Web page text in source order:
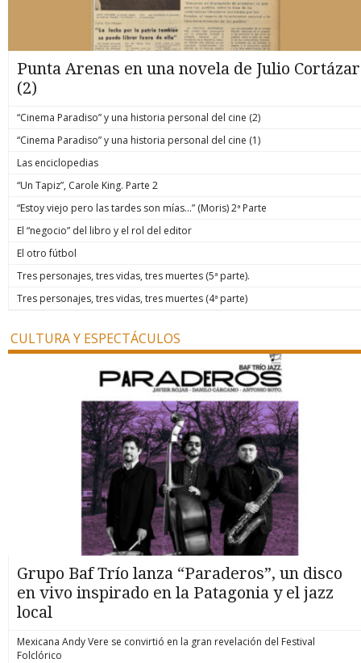
Punta Arenas en una novela de Julio Cortázar
(2)
“Cinema Paradiso” y una historia personal del cine (2)
“Cinema Paradiso” y una historia personal del cine (1)
Las enciclopedias
“Un Tapiz”, Carole King. Parte 2
“Estoy viejo pero las tardes son mías…” (Moris) 2ª Parte
El “negocio” del libro y el rol del editor
El otro fútbol
Tres personajes, tres vidas, tres muertes (5ª parte).
Tres personajes, tres vidas, tres muertes (4ª parte)
CULTURA Y ESPECTÁCULOS
Grupo Baf Trío lanza “Paraderos”, un disco
en vivo inspirado en la Patagonia y el jazz
local
Mexicana Andy Vere se convirtió en la gran revelación del Festival
Folclórico